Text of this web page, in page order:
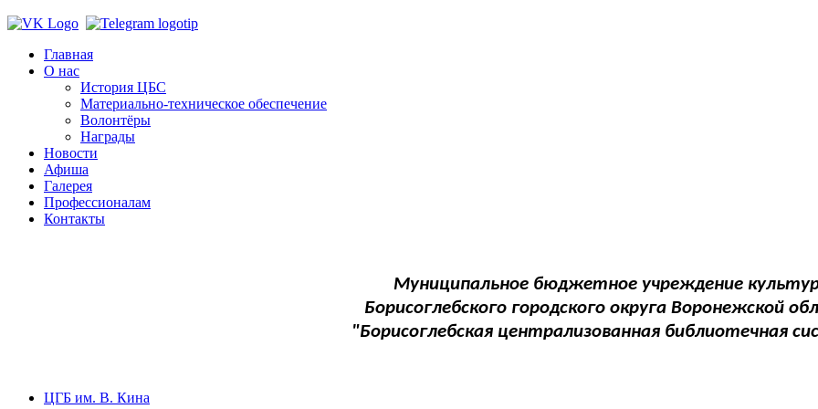
Главная
О нас
История ЦБС
Материально-техническое обеспечение
Волонтёры
Награды
Новости
Афиша
Галерея
Профессионалам
Контакты
Муниципальное бюджетное учреждение
Борисоглебского городского округа Воронежской
"Борисоглебская централизованная библиотечная
ЦГБ им. В. Кина